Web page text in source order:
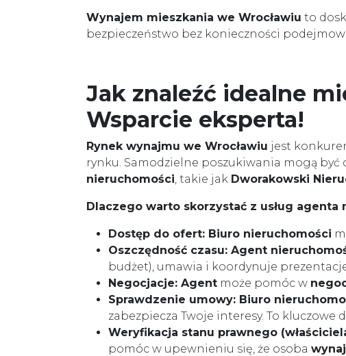
Wynajem mieszkania we Wrocławiu to
bezpieczeństwo bez konieczności
Jak znaleźć idealne
Wsparcie eksperta!
Rynek wynajmu we Wrocławiu jest
rynku. Samodzielne poszukiwania mogą być
nieruchomości, takie jak Dworakowski
Dlaczego warto skorzystać z usług
Dostęp do ofert: Biuro nieruchomości
Oszczędność czasu: Agent
budżet), umawia i koordynuje
Negocjacje: Agent może pomóc w
Sprawdzenie umowy: Biuro
zabezpiecza Twoje interesy. To kluczowe
Weryfikacja stanu prawnego
pomóc w upewnieniu się, że osoba